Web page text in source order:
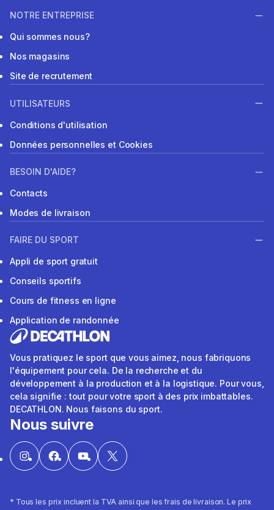
NOTRE ENTREPRISE
Qui sommes nous?
Nos magasins
Site de recrutement
UTILISATEURS
Conditions d'utilisation
Données personnelles et Cookies
BESOIN D'AIDE?
Contacts
Modes de livraison
FAIRE DU SPORT
Appli de sport gratuit
Conseils sportifs
Cours de fitness en ligne
Application de randonnée
Vous pratiquez le sport que vous aimez, nous fabriquons
l'équipement pour cela. De la recherche et du
développement à la production et à la logistique. Pour vous,
cela signifie : tout pour votre sport à des prix imbattables.
DECATHLON. Nous faisons du sport.
Nous suivre
* Tous les prix incluent la TVA ainsi que les frais de livraison. Le prix